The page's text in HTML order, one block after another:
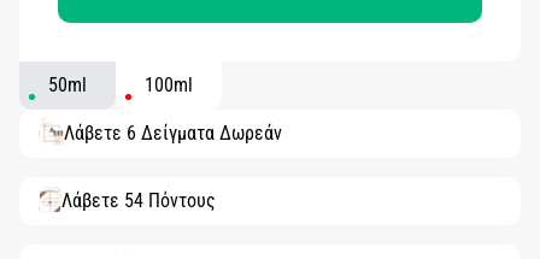
50ml 100ml
Λάβετε 6 Δείγματα Δωρεάν
Λάβετε 54 Πόντους